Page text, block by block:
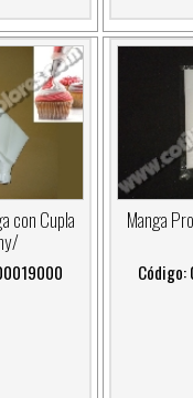
con Cupla Manga